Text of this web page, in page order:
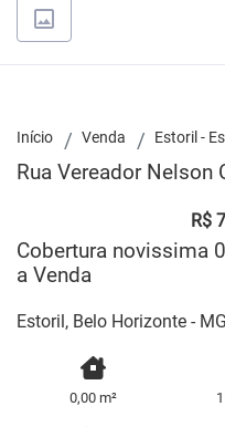
Início Venda Estoril -
Rua Vereador Nelson
R$
Cobertura novissima
a Venda
Estoril, Belo Horizonte - MG
0,00 m²